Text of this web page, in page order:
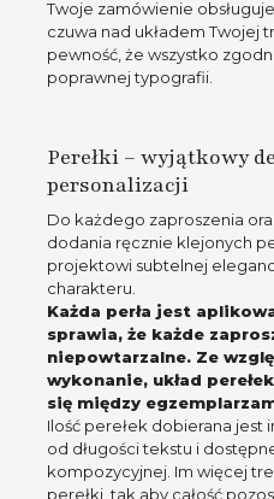
Twoje zamówienie
czuwa nad układem Twojej
pewność, że wszystko
poprawnej typografii.
Perełki – wyjątkowy
personalizacji
Do każdego zaproszenia
dodania ręcznie klejonych
projektowi subtelnej
charakteru.
Każda perła jest
sprawia, że każde
niepowtarzalne. Ze
wykonanie, układ
się między
Ilość perełek dobierana jest
od długości tekstu i
kompozycyjnej. Im więcej
perełki, tak aby całość